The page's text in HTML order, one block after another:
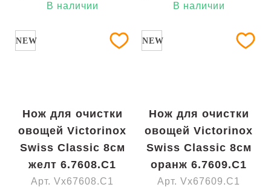
В наличии
В наличии
NEW
Нож для очистки
овощей Victorinox
Swiss Classic 8см
желт 6.7608.C1
Арт. Vx67608.C1
NEW
Нож для очистки
овощей Victorinox
Swiss Classic 8см
оранж 6.7609.C1
Арт. Vx67609.C1